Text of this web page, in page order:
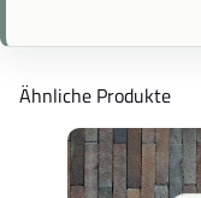
Ähnliche Produkte